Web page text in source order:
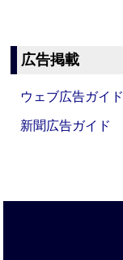
広告掲載
ウェブ広告ガイド
新聞広告ガイド